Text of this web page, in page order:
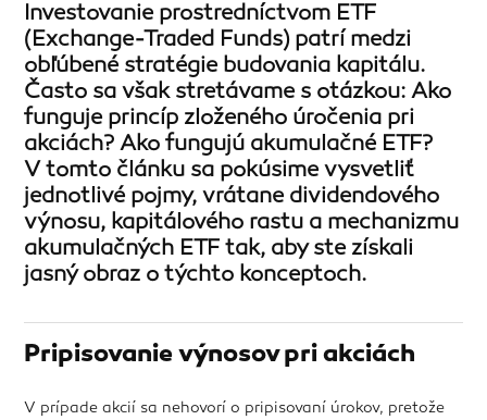
Investovanie prostredníctvom ETF
(Exchange-Traded Funds) patrí medzi
obľúbené stratégie budovania kapitálu.
Často sa však stretávame s otázkou: Ako
funguje princíp zloženého úročenia pri
akciách? Ako fungujú akumulačné ETF?
V tomto článku sa pokúsime vysvetliť
jednotlivé pojmy, vrátane dividendového
výnosu, kapitálového rastu a mechanizmu
akumulačných ETF tak, aby ste získali
jasný obraz o týchto konceptoch.
Pripisovanie výnosov pri akciách
V prípade akcií sa nehovorí o pripisovaní úrokov, pretože